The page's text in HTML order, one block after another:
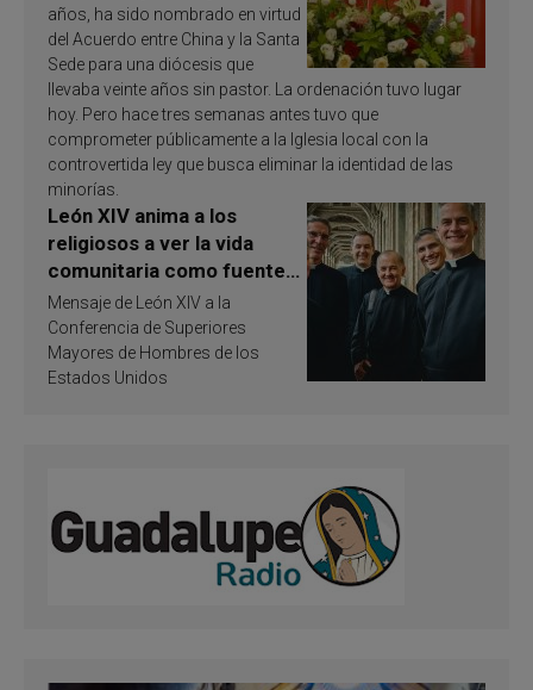
años, ha sido nombrado en virtud
del Acuerdo entre China y la Santa
Sede para una diócesis que
llevaba veinte años sin pastor. La ordenación tuvo lugar
hoy. Pero hace tres semanas antes tuvo que
comprometer públicamente a la Iglesia local con la
controvertida ley que busca eliminar la identidad de las
minorías.
León XIV anima a los
religiosos a ver la vida
comunitaria como fuente
de inspiración y
santificación
Mensaje de León XIV a la
Conferencia de Superiores
Mayores de Hombres de los
Estados Unidos